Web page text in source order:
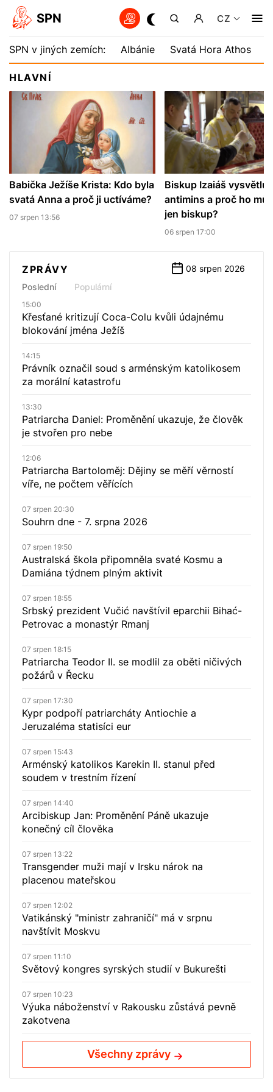
SPN CZ
SPN v jiných zemích: Albánie Svatá Hora Athos
HLAVNÍ
Babička Ježíše Krista: Kdo byla
svatá Anna a proč ji uctíváme?
07 srpen 13:56
Biskup Izaiáš
antimins a proč ho
jen biskup?
06 srpen 17:00
ZPRÁVY
08 srpen 2026
Poslední
Populární
15:00
Křesťané kritizují Coca-Colu kvůli údajnému
blokování jména Ježíš
14:15
Právník označil soud s arménským katolikosem
za morální katastrofu
13:30
Patriarcha Daniel: Proměnění ukazuje, že člověk
je stvořen pro nebe
12:06
Patriarcha Bartoloměj: Dějiny se měří věrností
víře, ne počtem věřících
07 srpen 20:30
Souhrn dne - 7. srpna 2026
07 srpen 19:50
Australská škola připomněla svaté Kosmu a
Damiána týdnem plným aktivit
07 srpen 18:55
Srbský prezident Vučić navštívil eparchii Bihać-
Petrovac a monastýr Rmanj
07 srpen 18:15
Patriarcha Teodor II. se modlil za oběti ničivých
požárů v Řecku
07 srpen 17:30
Kypr podpoří patriarcháty Antiochie a
Jeruzaléma statisíci eur
07 srpen 15:43
Arménský katolikos Karekin II. stanul před
soudem v trestním řízení
07 srpen 14:40
Arcibiskup Jan: Proměnění Páně ukazuje
konečný cíl člověka
07 srpen 13:22
Transgender muži mají v Irsku nárok na
placenou mateřskou
07 srpen 12:02
Vatikánský "ministr zahraničí" má v srpnu
navštívit Moskvu
07 srpen 11:10
Světový kongres syrských studií v Bukurešti
07 srpen 10:23
Výuka náboženství v Rakousku zůstává pevně
zakotvena
Všechny zprávy